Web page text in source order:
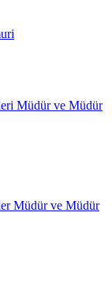
Müdür ve Müdür
Müdür ve Müdür